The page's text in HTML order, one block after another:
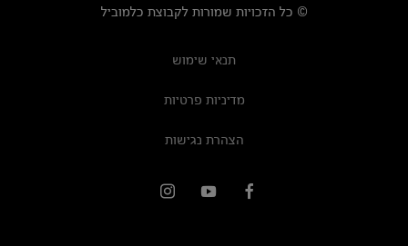
© כל הזכויות שמורות לקבוצת כלמוביל
תנאי שימוש
מדיניות פרטיות
הצהרת נגישות